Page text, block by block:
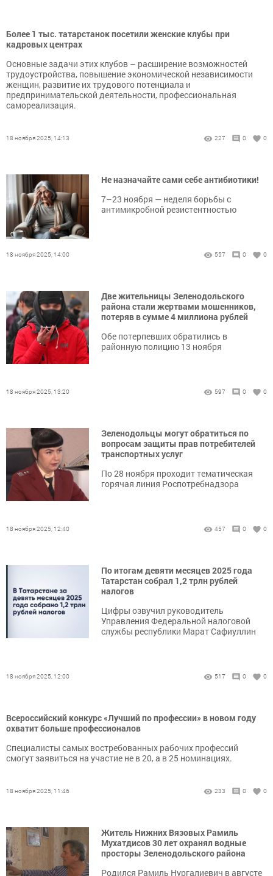
Более 1 тыс. татарстанок посетили женские клубы при
кадровых центрах
Основные задачи этих клубов – расширение возможностей
трудоустройства, повышение экономической независимости
женщин, развитие их трудового потенциала и
предпринимательской деятельности, профессиональная
самореализация.
18 ноября 2025, 14:13 227 0 0
Не назначайте сами себе антибиотики!
7–23 ноября — неделя борьбы с
антимикробной резистентностью
18 ноября 2025, 14:00 557 0 0
Две жительницы Зеленодольского
района стали жертвами мошенников,
потеряв в сумме 4 миллиона рублей
Обе потерпевших обратились в
районную полицию 13 ноября
18 ноября 2025, 13:20 597 0 0
Зеленодольцы могут обратиться по
вопросам защиты прав потребителей
транспортных услуг
По 28 ноября проходит тематическая
горячая линия Роспотребнадзора
18 ноября 2025, 12:40 457 0 0
По итогам девяти месяцев 2025 года
Татарстан собрал 1,2 трлн рублей
налогов
Цифры озвучил руководитель
Управления Федеральной налоговой
службы республики Марат Сафиуллин
18 ноября 2025, 12:00 517 0 0
Всероссийский конкурс «Лучший по профессии» в новом году
охватит больше профессионалов
Специалисты самых востребованных рабочих профессий
смогут заявиться на участие не в 20, а в 25 номинациях.
18 ноября 2025, 11:46 233 0 0
Житель Нижних Вязовых Рамиль
Мухатдисов 30 лет охранял водные
просторы Зеленодольского района
Родился Рамиль Нургалиевич в августе